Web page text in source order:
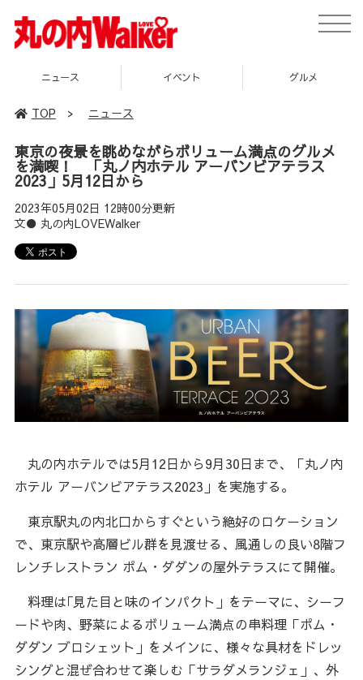
toggle
ニュース イベント グルメ
TOP > ニュース
東京の夜景を眺めながらボリューム満点のグルメ
を満喫！ 「丸ノ内ホテル アーバンビアテラス
2023」5月12日から
2023年05月02日 12時00分更新
文● 丸の内LOVEWalker
丸の内ホテルでは5月12日から9月30日まで、「丸ノ内
ホテル アーバンビアテラス2023」を実施する。
東京駅丸の内北口からすぐという絶好のロケーション
で、東京駅や高層ビル群を見渡せる、風通しの良い8階フ
レンチレストラン ポム・ダダンの屋外テラスにて開催。
料理は｢見た目と味のインパクト」をテーマに、シーフ
ードや肉、野菜によるボリューム満点の串料理「ポム・
ダダン ブロシェット」をメインに、様々な具材をドレッ
シングと混ぜ合わせて楽しむ「サラダメランジェ」、外